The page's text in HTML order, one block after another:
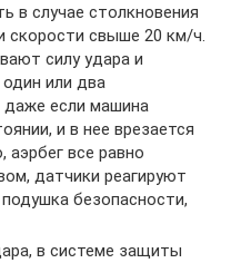
в случае столкновения
скорости свыше 20 км/ч.
силу удара и
или два
даже если машина
и в нее врезается
аэрбег все равно
датчики реагируют
безопасности,
в системе защиты